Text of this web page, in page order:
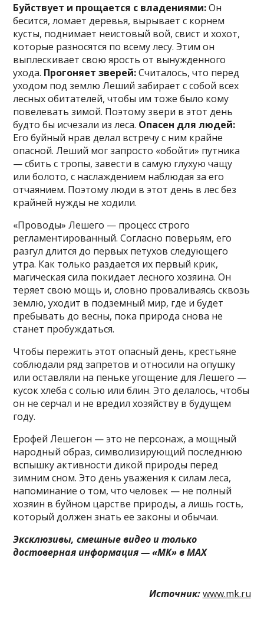
Буйствует и прощается с владениями:Он
бесится, ломает деревья, вырывает с корнем
кусты, поднимает неистовый вой, свист и хохот,
которые разносятся по всему лесу. Этим он
выплескивает свою ярость от вынужденного
ухода. Прогоняет зверей:Считалось, что перед
уходом под землю Леший забирает с собой всех
лесных обитателей, чтобы им тоже было кому
повелевать зимой. Поэтому звери в этот день
будто бы исчезали из леса. Опасен для людей:
Его буйный нрав делал встречу с ним крайне
опасной. Леший мог запросто «обойти» путника
— сбить с тропы, завести в самую глухую чащу
или болото, с наслаждением наблюдая за его
отчаянием. Поэтому люди в этот день в лес без
крайней нужды не ходили.
«Проводы» Лешего — процесс строго
регламентированный. Согласно поверьям, его
разгул длится до первых петухов следующего
утра. Как только раздается их первый крик,
магическая сила покидает лесного хозяина. Он
теряет свою мощь и, словно проваливаясь сквозь
землю, уходит в подземный мир, где и будет
пребывать до весны, пока природа снова не
станет пробуждаться.
Чтобы пережить этот опасный день, крестьяне
соблюдали ряд запретов и относили на опушку
или оставляли на пеньке угощение для Лешего —
кусок хлеба с солью или блин. Это делалось, чтобы
он не серчал и не вредил хозяйству в будущем
году.
Ерофей Лешегон — это не персонаж, а мощный
народный образ, символизирующий последнюю
вспышку активности дикой природы перед
зимним сном. Это день уважения к силам леса,
напоминание о том, что человек — не полный
хозяин в буйном царстве природы, а лишь гость,
который должен знать ее законы и обычаи.
Эксклюзивы, смешные видео и только
достоверная информация — «МК» в MAX
Источник: www.mk.ru